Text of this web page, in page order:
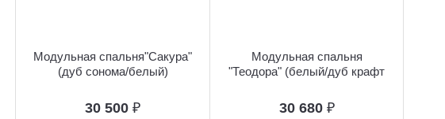
Модульная спальня"Сакура"
(дуб сонома/белый)
30 500 ₽
Модульная спальня
"Теодора" (белый/дуб крафт
30 680 ₽